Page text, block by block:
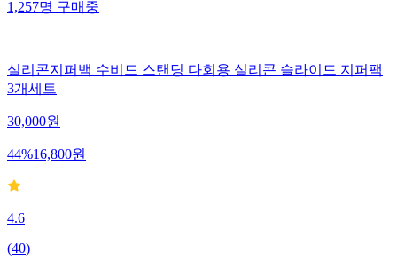
1,257명구매중
실리콘지퍼백 수비드 스탠딩 다회용 실리콘 슬라이드 지퍼팩
3개세트
30,000원
44%16,800원
4.6
(40)